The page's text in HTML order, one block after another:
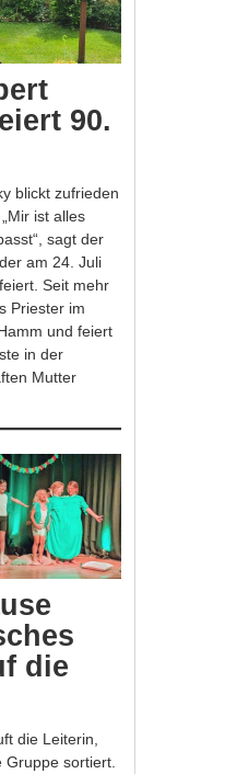
90.
blickt zufrieden
ist alles
sagt der
am 24. Juli
Seit mehr
Priester im
und feiert
in der
Mutter
die
die Leiterin,
sortiert.